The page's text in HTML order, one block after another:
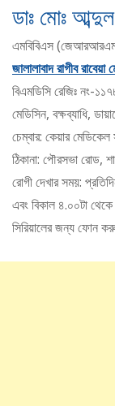
ডাঃ মোঃ
এমবিবিএস
জালালাবাদ রাগীব
বিএমডিসি রেজিঃ নং-
মেডিসিন, বক্ষব্যাধি,
চেম্বার: কেয়ার মেডিকেল
ঠিকানা: পৌরসভা রোড,
রোগী দেখার সময়:
এবং বিকাল ৪.০০টা
সিরিয়ালের জন্য ফোন